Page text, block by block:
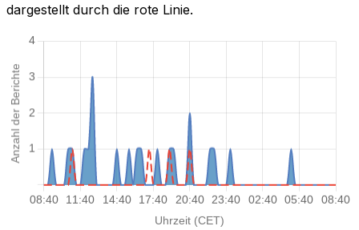
dargestellt durch die rote Linie.